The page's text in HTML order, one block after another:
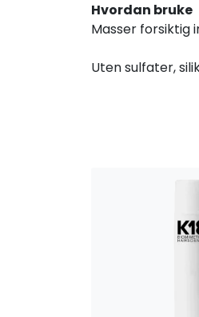
Hvordan bruke
Masser forsiktig
Uten sulfater,